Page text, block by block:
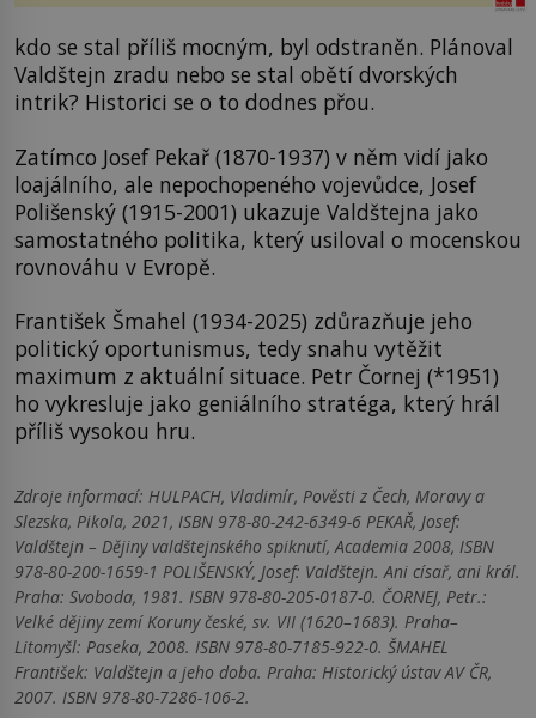
kdo se stal příliš mocným, byl odstraněn. Plánoval
Valdštejn zradu nebo se stal obětí dvorských
intrik? Historici se o to dodnes přou.
Zatímco Josef Pekař (1870-1937) v něm vidí jako
loajálního, ale nepochopeného vojevůdce, Josef
Polišenský (1915-2001) ukazuje Valdštejna jako
samostatného politika, který usiloval o mocenskou
rovnováhu v Evropě.
František Šmahel (1934-2025) zdůrazňuje jeho
politický oportunismus, tedy snahu vytěžit
maximum z aktuální situace. Petr Čornej (*1951)
ho vykresluje jako geniálního stratéga, který hrál
příliš vysokou hru.
Zdroje informací: HULPACH, Vladimír, Pověsti z Čech, Moravy a
Slezska, Pikola, 2021, ISBN 978-80-242-6349-6 PEKAŘ, Josef:
Valdštejn – Dějiny valdštejnského spiknutí, Academia 2008, ISBN
978-80-200-1659-1 POLIŠENSKÝ, Josef: Valdštejn. Ani císař, ani král.
Praha: Svoboda, 1981. ISBN 978-80-205-0187-0. ČORNEJ, Petr.:
Velké dějiny zemí Koruny české, sv. VII (1620–1683). Praha–
Litomyšl: Paseka, 2008. ISBN 978-80-7185-922-0. ŠMAHEL
František: Valdštejn a jeho doba. Praha: Historický ústav AV ČR,
2007. ISBN 978-80-7286-106-2.